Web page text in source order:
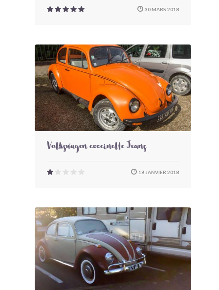
30 MARS 2018
Volkswagen coccinelle Jeans
18 JANVIER 2018